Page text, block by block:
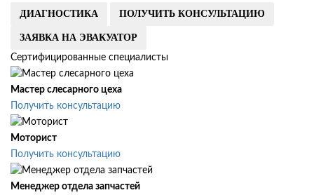
ДИАГНОСТИКА ПОЛУЧИТЬ КОНСУЛЬТАЦИЮ
ЗАЯВКА НА ЭВАКУАТОР
Сертифицированные специалисты
Мастер слесарного цеха
Получить консультацию
Моторист
Получить консультацию
Менеджер отдела запчастей